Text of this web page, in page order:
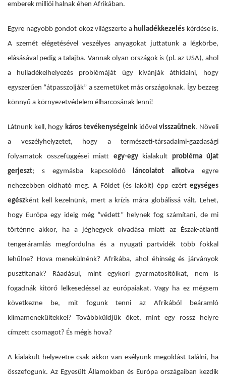
emberek milliói halnak éhen Afrikában.
Egyre nagyobb gondot okoz világszerte a hulladékkezelés kérdése is.
A szemét elégetésével veszélyes anyagokat juttatunk a légkörbe,
elásásával pedig a talajba. Vannak olyan országok is (pl. az USA), ahol
a hulladékelhelyezés problémáját úgy kívánják áthidalni, hogy
egyszerűen “átpasszolják” a szemetüket más országoknak. Így bezzeg
könnyű a környezetvédelem élharcosának lenni!
Látnunk kell, hogykáros tevékenységeinkidővelvisszaütnek. Növeli
a veszélyhelyzetet, hogy a természeti-társadalmi-gazdasági
folyamatok összefüggései miatt egy-egykialakult probléma újat
gerjeszt; s egymásba kapcsolódó láncolatot alkotva egyre
nehezebben oldható meg. A Földet (és lakóit) épp ezért egységes
egészként kell kezelnünk, mert a krízis mára globálissá vált. Lehet,
hogy Európa egy ideig még “védett” helynek fog számítani, de mi
történne akkor, ha a jéghegyek olvadása miatt az Észak-atlanti
tengeráramlás megfordulna és a nyugati partvidék több fokkal
lehűlne? Hova menekülnénk? Afrikába, ahol éhínség és járványok
pusztítanak? Ráadásul, mint egykori gyarmatosítóikat, nem is
fogadnák kitörő lelkesedéssel az európaiakat. Vagy ha ez mégsem
következne be, mit fogunk tenni az Afrikából beáramló
klímamenekültekkel? Továbbküldjük őket, mint egy rossz helyre
címzett csomagot? És mégis hova?
A kialakult helyezetre csak akkor van esélyünk megoldást találni, ha
összefogunk. Az Egyesült Államokban és Európa országaiban kezdik